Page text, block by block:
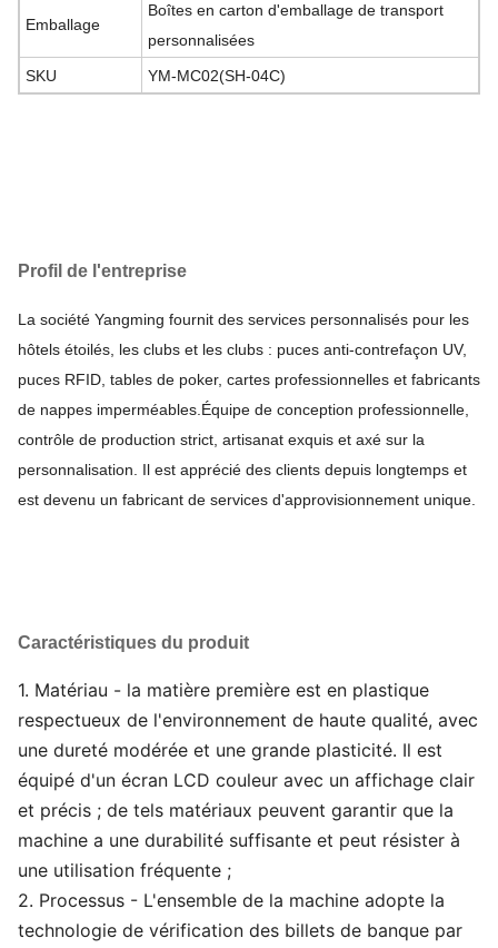
Emballage
Boîtes en carton d'emballage de transport
personnalisées
SKU
YM-MC02(SH-04C)
Profil de l'entreprise
La société Yangming fournit des services personnalisés pour les
hôtels étoilés, les clubs et les clubs : puces anti-contrefaçon UV,
puces RFID, tables de poker, cartes professionnelles et fabricants
de nappes imperméables. Équipe de conception professionnelle,
contrôle de production strict, artisanat exquis et axé sur la
personnalisation. Il est apprécié des clients depuis longtemps et
est devenu un fabricant de services d'approvisionnement unique.
Caractéristiques du produit
1. Matériau - la matière première est en plastique
respectueux de l'environnement de haute qualité, avec
une dureté modérée et une grande plasticité. Il est
équipé d'un écran LCD couleur avec un affichage clair
et précis ; de tels matériaux peuvent garantir que la
machine a une durabilité suffisante et peut résister à
une utilisation fréquente ;
2. Processus - L'ensemble de la machine adopte la
technologie de vérification des billets de banque par